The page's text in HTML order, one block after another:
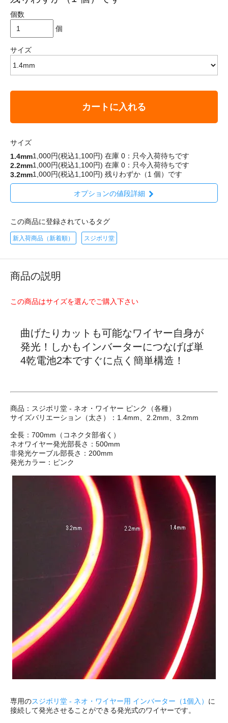
個数
個
サイズ
カートに入れる
サイズ
1.4mm1,000円(税込1,100円) 在庫 0：只今入荷待ちです
2.2mm1,000円(税込1,100円) 在庫 0：只今入荷待ちです
3.2mm1,000円(税込1,100円) 残りわずか（1 個）です
オプションの値段詳細
この商品に登録されているタグ
新入荷商品（新着順） スジボリ堂
商品の説明
この商品はサイズを選んでご購入下さい
曲げたりカットも可能なワイヤー自身が
発光！しかもインバーターにつなげば単
4乾電池2本ですぐに点く簡単構造！
商品：スジボリ堂 - ネオ・ワイヤー ピンク（各種）
サイズバリエーション（太さ）：1.4mm、2.2mm、3.2mm
全長：700mm（コネクタ部省く）
ネオワイヤー発光部長さ：500mm
非発光ケーブル部長さ：200mm
発光カラー：ピンク
専用のスジボリ堂 - ネオ・ワイヤー用 インバーター（1個入） に
接続して発光させることができる発光式のワイヤーです。